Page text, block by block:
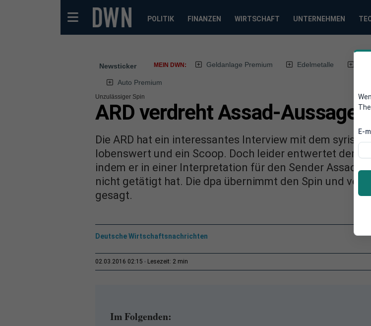
POLITIK FINANZEN WIRTSCHAFT UNTERNEHMEN
Newsticker MEIN DWN: Geldanlage Premium Edelmetalle
Auto Premium
Unzulässiger Spin
ARD verdreht Assad-
Die ARD hat ein interessantes Interview mit dem
lobenswert und ein Scoop. Doch leider entwertet der
indem er in einer Interpretation für den Sender Assad
nicht getätigt hat. Die dpa übernimmt den Spin und
gesagt.
Deutsche Wirtschaftsnachrichten
02.03.2016 02:15 Lesezeit: 2 min
Im Folgenden:
E-